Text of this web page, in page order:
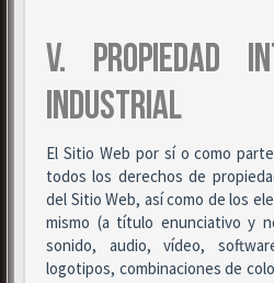
V. PROPIEDAD
INDUSTRIAL
El Sitio Web por sí o como
todos los derechos de
del Sitio Web, así como de los
mismo (a título enunciativo y
sonido, audio, vídeo,
logotipos, combinaciones de